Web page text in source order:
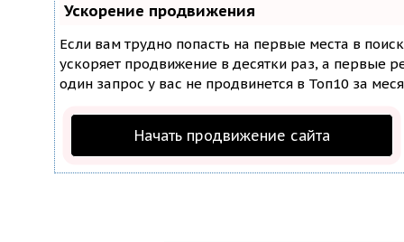
Ускорение продвижения
Если вам трудно попасть на первые места в
ускоряет продвижение в десятки раз, а первые
один запрос у вас не продвинется в Топ10 за
Начать продвижение сайта